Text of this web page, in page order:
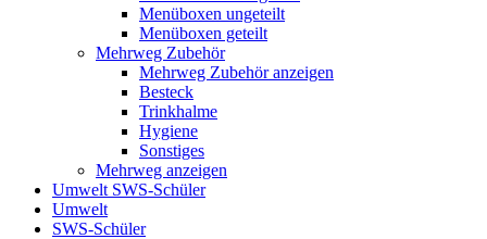
Menüboxen ungeteilt
Menüboxen geteilt
Mehrweg Zubehör
Mehrweg Zubehör anzeigen
Besteck
Trinkhalme
Hygiene
Sonstiges
Mehrweg anzeigen
Umwelt SWS-Schüler
Umwelt
SWS-Schüler